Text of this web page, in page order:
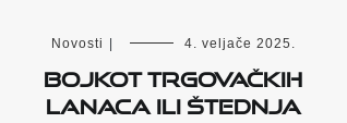
Novosti 4. veljače 2025.
BOJKOT TRGOVAČKIH
LANACA ILI ŠTEDNJA